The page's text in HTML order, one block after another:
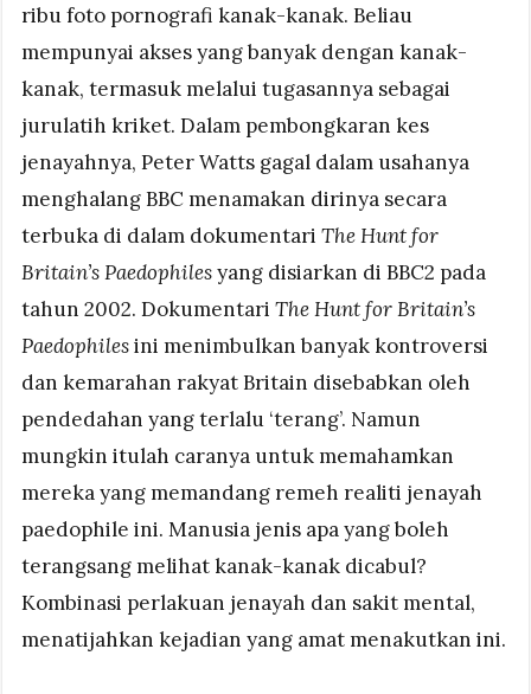
ribu foto pornografi kanak-kanak. Beliau
mempunyai akses yang banyak dengan kanak-
kanak, termasuk melalui tugasannya sebagai
jurulatih kriket. Dalam pembongkaran kes
jenayahnya, Peter Watts gagal dalam usahanya
menghalang BBC menamakan dirinya secara
terbuka di dalam dokumentariThe Hunt for
Britain’s Paedophilesyang disiarkan di BBC2 pada
tahun 2002. DokumentariThe Hunt for Britain’s
Paedophilesini menimbulkan banyak kontroversi
dan kemarahan rakyat Britain disebabkan oleh
pendedahan yang terlalu ‘terang’. Namun
mungkin itulah caranya untuk memahamkan
mereka yang memandang remeh realiti jenayah
paedophile ini. Manusia jenis apa yang boleh
terangsang melihat kanak-kanak dicabul?
Kombinasi perlakuan jenayah dan sakit mental,
menatijahkan kejadian yang amat menakutkan ini.